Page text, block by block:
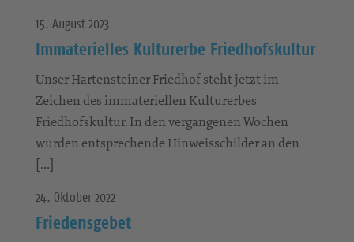
15. August 2023
Immaterielles Kulturerbe Friedhofskultur
Unser Hartensteiner Friedhof steht jetzt im
Zeichen des immateriellen Kulturerbes
Friedhofskultur. In den vergangenen Wochen
wurden entsprechende Hinweisschilder an den
[…]
24. Oktober 2022
Friedensgebet